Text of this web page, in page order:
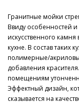
Гранитные мойки
Ввиду особенностей
искусственного камня
кухне. В состав таких
полимерные/
добавления
помещениям
Эффектный дизайн,
сказывается на